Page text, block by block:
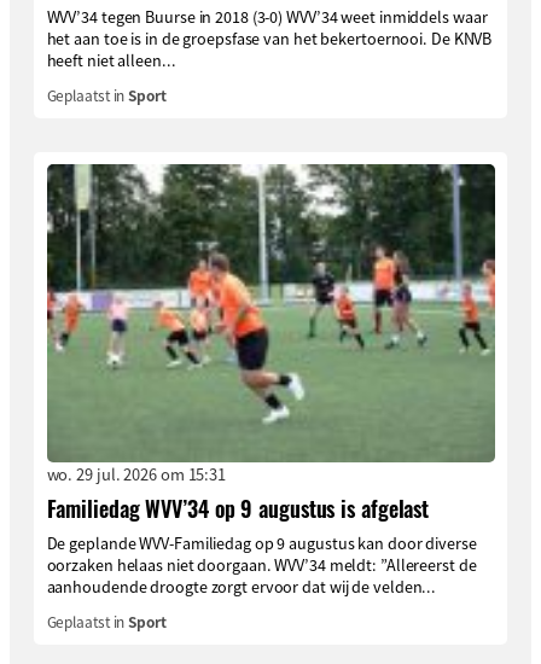
WVV’34 tegen Buurse in 2018 (3-0) WVV’34 weet inmiddels waar
het aan toe is in de groepsfase van het bekertoernooi. De KNVB
heeft niet alleen...
Geplaatst inSport
wo. 29 jul. 2026 om 15:31
Familiedag WVV’34 op 9 augustus is afgelast
De geplande WVV-Familiedag op 9 augustus kan door diverse
oorzaken helaas niet doorgaan. WVV’34 meldt: ”Allereerst de
aanhoudende droogte zorgt ervoor dat wij de velden...
Geplaatst inSport